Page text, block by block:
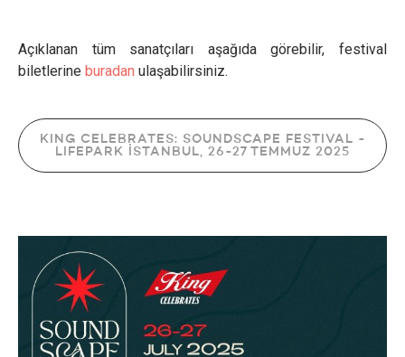
Açıklanan tüm sanatçıları aşağıda görebilir, festival
biletlerine buradan ulaşabilirsiniz.
KING CELEBRATES: SOUNDSCAPE FESTIVAL -
LIFEPARK İSTANBUL, 26-27 TEMMUZ 2025